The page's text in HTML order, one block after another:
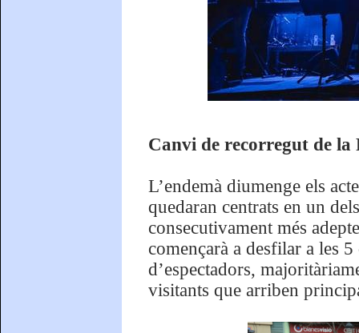
Canvi de recorregut de la
L’endemà diumenge els
quedaran centrats en un
consecutivament més
començarà a desfilar a les
d’espectadors,
visitants que arriben